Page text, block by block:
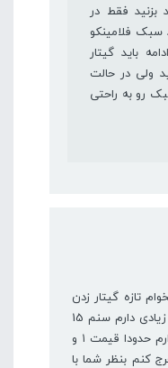
بزنید فقط در
سبک فلامینکو
باید گیتار
ولی در حالت
رو به راحتی
تازه گیتار زدن
و شروع کنم و علاقه ی زیادی دارم سنم 15
هس و جثه متوسطی دارم حدودا قیمت ۱ و
کنم بنظر شما با